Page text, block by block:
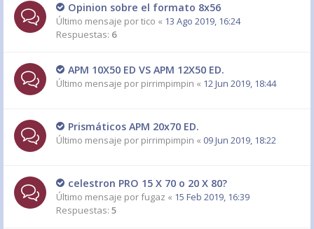
Opinion sobre el formato 8x56
Último mensaje portico « 13 Ago 2019, 16:24
Respuestas: 6
APM 10X50 ED VS APM 12X50 ED.
Último mensaje por pirrimpimpin « 12 Jun 2019, 18:44
Prismáticos APM 20x70 ED.
Último mensaje por pirrimpimpin « 09 Jun 2019, 18:22
celestron PRO 15 X 70 o 20 X 80?
Último mensaje porfugaz « 15 Feb 2019, 16:39
Respuestas: 5